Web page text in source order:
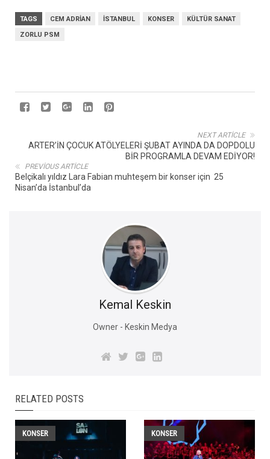
TAGS CEM ADRIAN İSTANBUL KONSER
KÜLTÜR SANAT
ZORLU PSM
NEXT ARTICLE
ARTER’İN ÇOCUK ATÖLYELERİ ŞUBAT AYINDA DA DOPDOLU
BİR PROGRAMLA DEVAM EDİYOR!
PREVIOUS ARTICLE
Belçikalı yıldız Lara Fabian muhteşem bir konser için 25
Nisan’da İstanbul’da
Kemal Keskin
Owner - Keskin Medya
RELATED POSTS
KONSER KONSER